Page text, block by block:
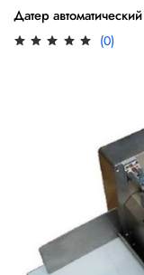
Датер
(0)